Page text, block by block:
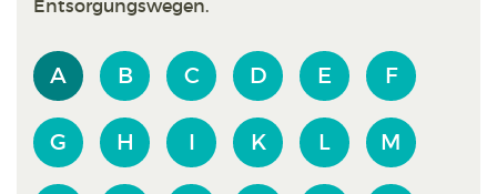
Entsorgungswegen.
A B C D E F
G H I K L M